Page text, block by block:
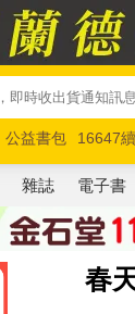
公益書包 16647
馬斯克 玩具總動
雜誌 電子書
春